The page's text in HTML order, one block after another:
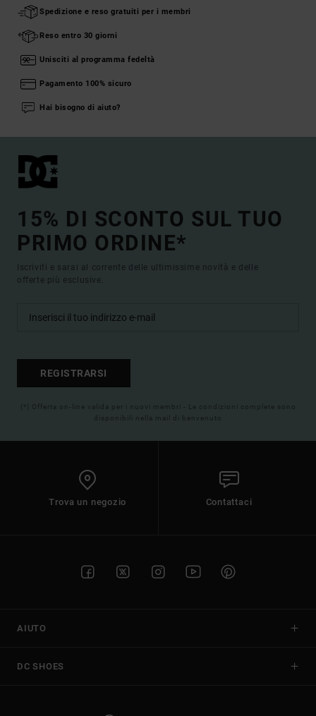
Spedizione e reso gratuiti per i membri
Reso entro 30 giorni
Unisciti al programma fedeltà
Pagamento 100% sicuro
Hai bisogno di aiuto?
15% DI SCONTO SUL TUO
PRIMO ORDINE*
Iscriviti e sarai al corrente delle ultimissime novità e delle
offerte più esclusive.
REGISTRARSI
(*) Offerta on-line valida per i nuovi membri - Le condizioni complete sono
disponibili nella mail di benvenuto
Trova un negozio Contattaci
AIUTO
DC SHOES